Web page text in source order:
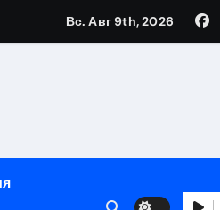
и наращивания ресниц
Вс. Авг 9th, 2026